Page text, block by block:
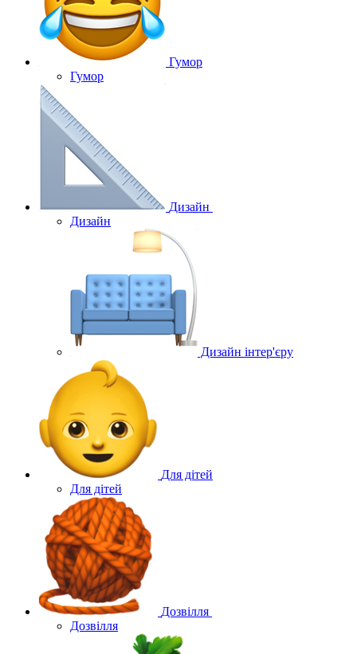
Гумор
Гумор
Дизайн
Дизайн
Дизайн інтер'єру
Для дітей
Для дітей
Дозвілля
Дозвілля